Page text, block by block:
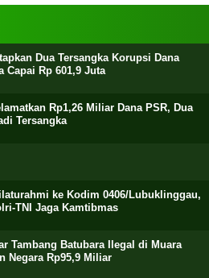
Dua Tersangka Korupsi Dana
Capai Rp 601,9 Juta
Rp1,26 Miliar Dana PSR, Dua
Tersangka
ke Kodim 0406/Lubuklinggau,
TNI Jaga Kamtibmas
Tambang Batubara Ilegal di Muara
Negara Rp95,9 Miliar